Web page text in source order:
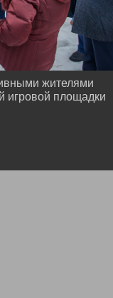
жителями
игровой площадки